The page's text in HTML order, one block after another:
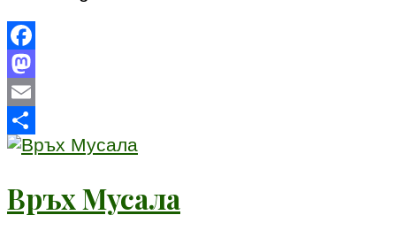
Facebook
Mastodon
Email
Share
Връх Мусала